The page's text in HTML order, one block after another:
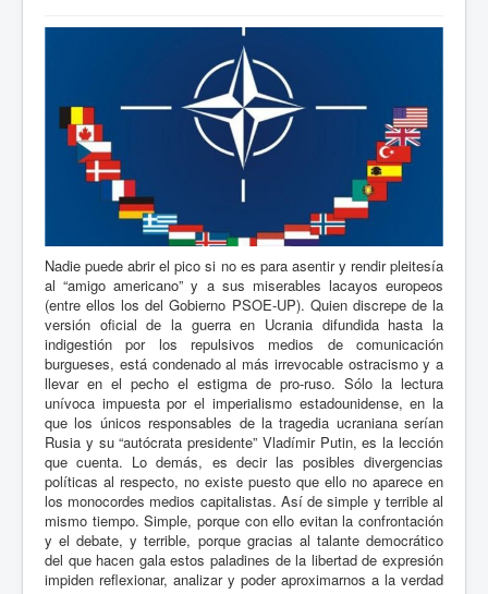
Nadie puede abrir el pico si no es para asentir y rendir pleitesía
al “amigo americano” y a sus miserables lacayos europeos
(entre ellos los del Gobierno PSOE-UP). Quien discrepe de la
versión oficial de la guerra en Ucrania difundida hasta la
indigestión por los repulsivos medios de comunicación
burgueses, está condenado al más irrevocable ostracismo y a
llevar en el pecho el estigma de pro-ruso. Sólo la lectura
unívoca impuesta por el imperialismo estadounidense, en la
que los únicos responsables de la tragedia ucraniana serían
Rusia y su “autócrata presidente” Vladímir Putin, es la lección
que cuenta. Lo demás, es decir las posibles divergencias
políticas al respecto, no existe puesto que ello no aparece en
los monocordes medios capitalistas. Así de simple y terrible al
mismo tiempo. Simple, porque con ello evitan la confrontación
y el debate, y terrible, porque gracias al talante democrático
del que hacen gala estos paladines de la libertad de expresión
impiden reflexionar, analizar y poder aproximarnos a la verdad